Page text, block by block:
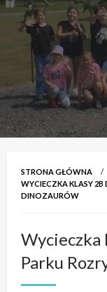
STRONA GŁÓWNA
WYCIECZKA KLASY
DINOZAURÓW
Wycieczka
Parku